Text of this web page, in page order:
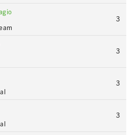
3
3
3
3